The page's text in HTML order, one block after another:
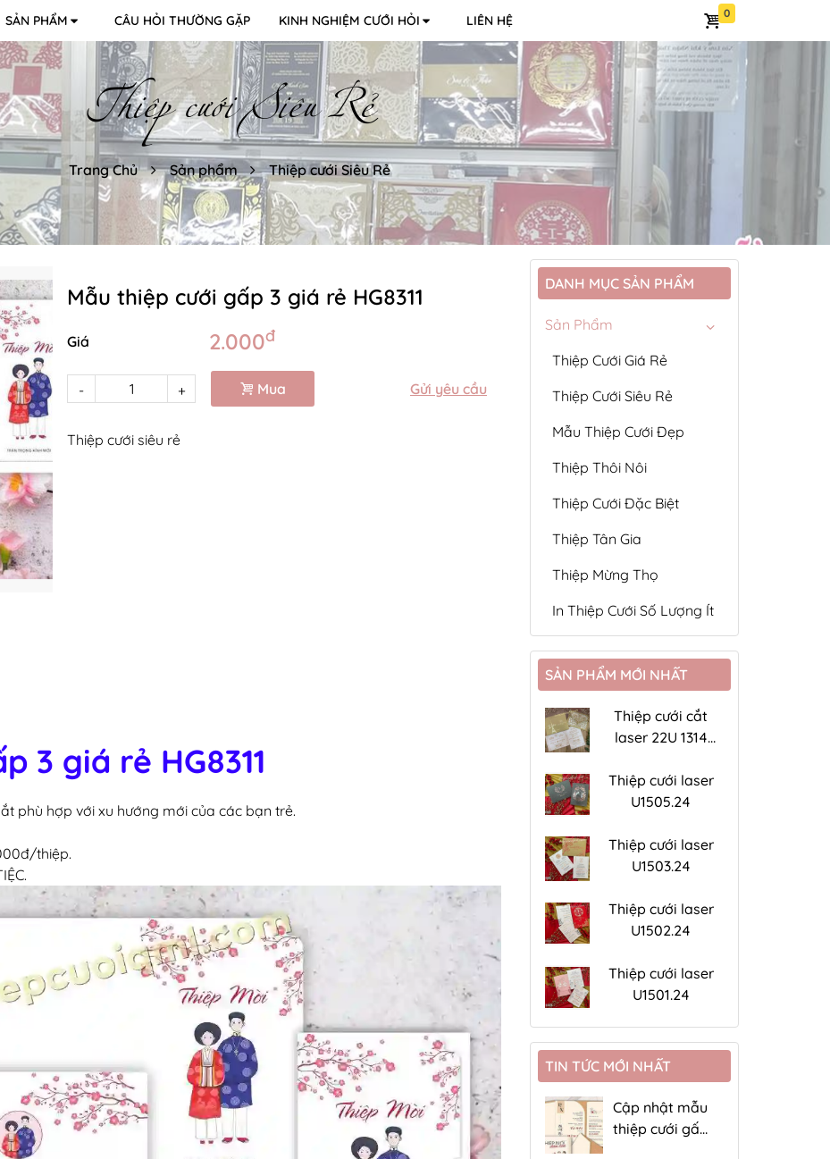
SẢN PHẨM CÂU HỎI THƯỜNG GẶP KINH NGHIỆM CƯỚI HỎI LIÊN HỆ
Thiệp cưới Siêu Rẻ
Trang Chủ Sản phẩm Thiệp cưới Siêu Rẻ
Mẫu thiệp cưới gấp 3 giá rẻ HG8311
Giá 2.000đ
- + Mua Gửi yêu cầu
Thiệp cưới siêu rẻ
3 giá rẻ HG8311
phù hợp với xu hướng mới của các bạn trẻ.
thiệp.
DANH MỤC SẢN PHẨM
Sản Phẩm
Thiệp Cưới Giá Rẻ
Thiệp Cưới Siêu Rẻ
Mẫu Thiệp Cưới Đẹp
Thiệp Thôi Nôi
Thiệp Cưới Đặc Biệt
Thiệp Tân Gia
Thiệp Mừng Thọ
In Thiệp Cưới Số Lượng Ít
SẢN PHẨM MỚI NHẤT
Thiệp cưới cắt
laser 22U 1314
Thiệp cưới laser
U1505.24
Thiệp cưới laser
U1503.24
Thiệp cưới laser
U1502.24
Thiệp cưới laser
U1501.24
TIN TỨC MỚI NHẤT
Cập nhật mẫu
thiệp cưới gấp